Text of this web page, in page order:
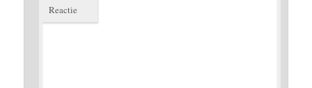
Reactie